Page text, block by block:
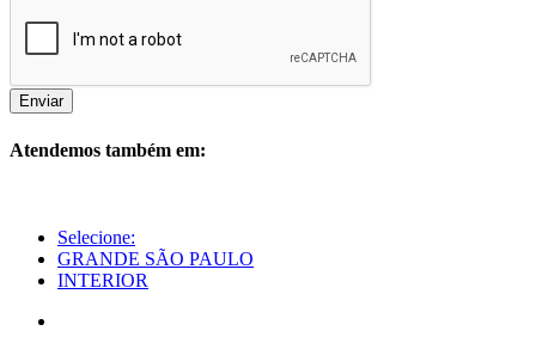
Enviar
Atendemos também em:
Selecione:
GRANDE SÃO PAULO
INTERIOR